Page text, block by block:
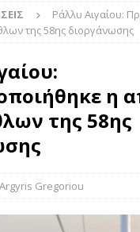
Ράλλυ Αιγαίου:
της 58ης διοργάνωσης
η
της 58ης
Argyris Gregoriou